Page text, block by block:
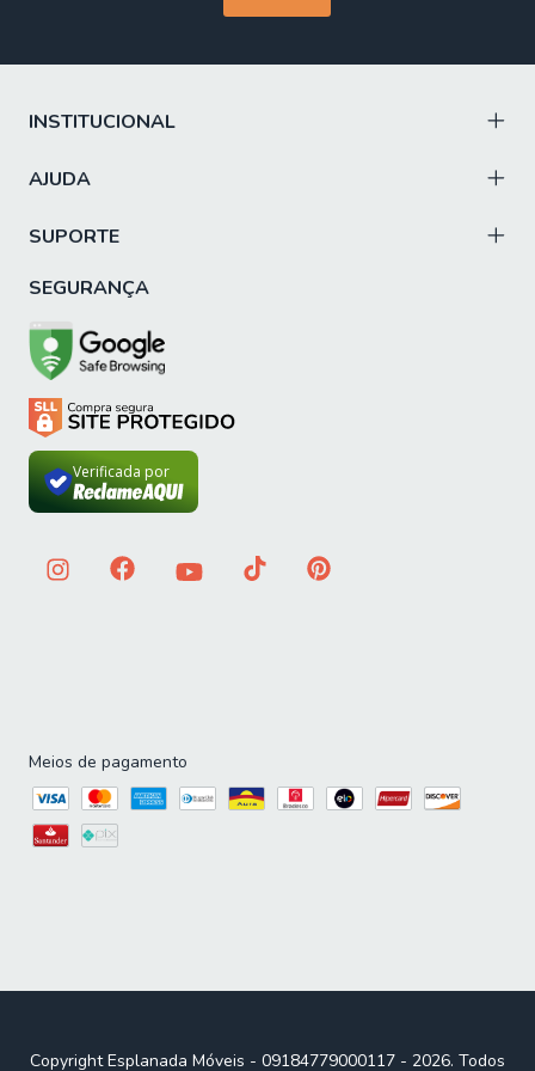
INSTITUCIONAL
AJUDA
SUPORTE
SEGURANÇA
Verificada por
Meios de pagamento
Copyright Esplanada Móveis - 09184779000117 - 2026. Todos